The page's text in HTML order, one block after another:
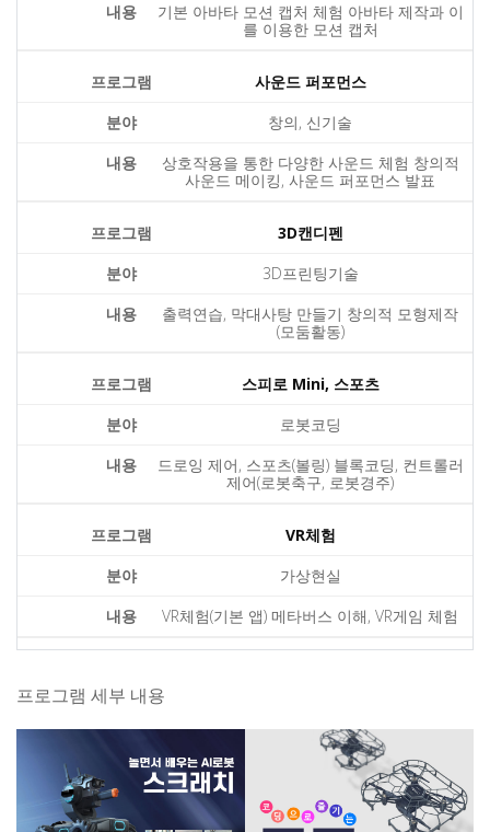
기본 아바타 모션 캡처 체험 아바타 제작과 이
를 이용한 모션 캡처
사운드 퍼포먼스
창의, 신기술
상호작용을 통한 다양한 사운드 체험 창의적
사운드 메이킹, 사운드 퍼포먼스 발표
3D캔디펜
3D프린팅기술
출력연습, 막대사탕 만들기 창의적 모형제작
(모둠활동)
스피로 Mini, 스포츠
로봇코딩
드로잉 제어, 스포츠(볼링) 블록코딩, 컨트롤러
제어(로봇축구, 로봇경주)
VR체험
가상현실
VR체험(기본 앱) 메타버스 이해, VR게임 체험
프로그램 세부 내용